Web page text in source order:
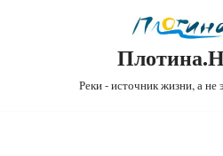
Реки - источник жизни, а не